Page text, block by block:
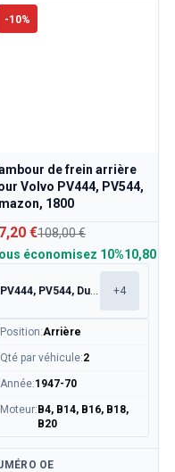
-10%
de frein arrière
Volvo PV444, PV544,
1800
€108,00 €
économisez 10%10,80 €
PV444, PV544, Duett 445, 210 +4
Position:Arrière
Qté par véhicule:2
Année:1947-70
Moteur: B4, B14, B16, B18,
B20
OE